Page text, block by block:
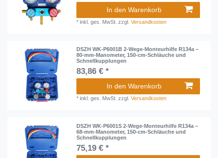
In den Warenkorb
*inkl. ges. MwSt. zzgl.Versandkosten
DSZH WK-P6001B 2-Wege-Monteurhilfe R134a –
80-mm-Manometer, 150-cm-Schläuche und
Schnellkupplungen
83,86 € *
In den Warenkorb
*inkl. ges. MwSt. zzgl.Versandkosten
DSZH WK-P6001S 2-Wege-Monteurhilfe R134a –
68-mm-Manometer, 150-cm-Schläuche und
Schnellkupplungen
75,19 € *